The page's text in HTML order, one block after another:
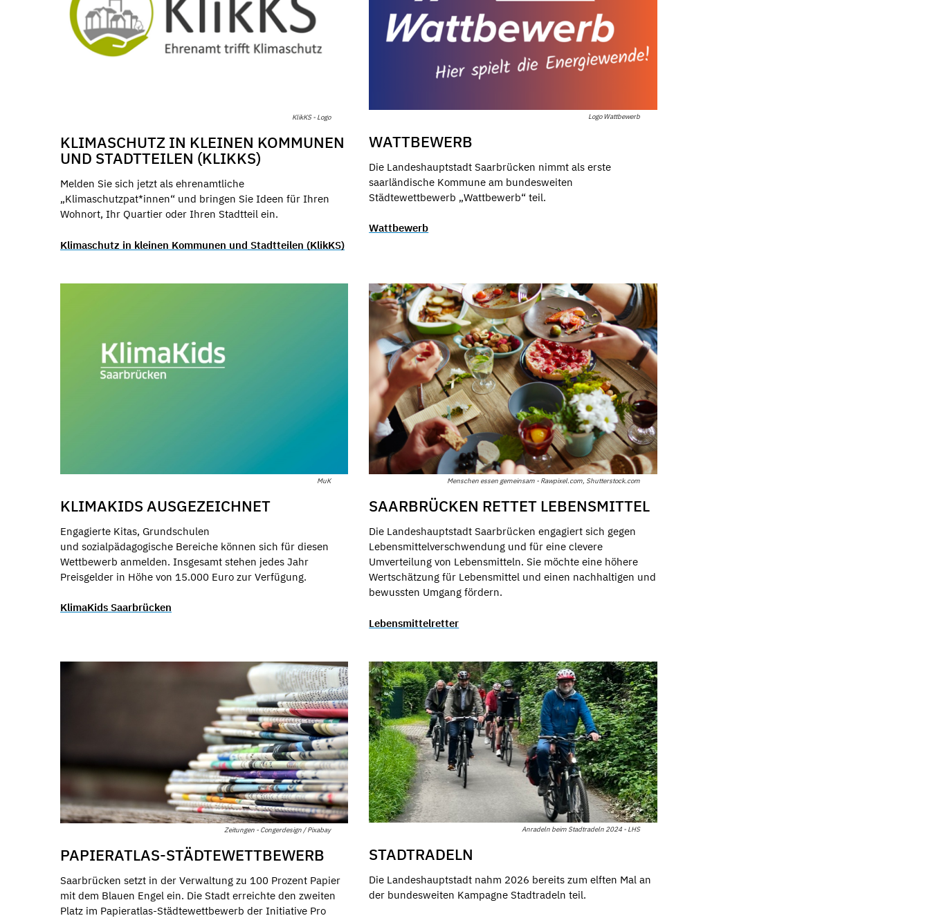
KlikKS - Logo
KLIMASCHUTZ IN KLEINEN KOMMUNEN
UND STADTTEILEN (KLIKKS)
Melden Sie sich jetzt als ehrenamtliche
„Klimaschutzpat*innen“ und bringen Sie Ideen für Ihren
Wohnort, Ihr Quartier oder Ihren Stadtteil ein.
Klimaschutz in kleinen Kommunen und Stadtteilen (KlikKS)
Logo Wattbewerb
WATTBEWERB
Die Landeshauptstadt Saarbrücken nimmt als erste
saarländische Kommune am bundesweiten
Städtewettbewerb „Wattbewerb“ teil.
Wattbewerb
MuK
KLIMAKIDS AUSGEZEICHNET
Engagierte Kitas, Grundschulen
und sozialpädagogische Bereiche können sich für diesen
Wettbewerb anmelden. Insgesamt stehen jedes Jahr
Preisgelder in Höhe von 15.000 Euro zur Verfügung.
KlimaKids Saarbrücken
Menschen essen gemeinsam - Rawpixel.com, Shutterstock.com
SAARBRÜCKEN RETTET LEBENSMITTEL
Die Landeshauptstadt Saarbrücken engagiert sich gegen
Lebensmittelverschwendung und für eine clevere
Umverteilung von Lebensmitteln. Sie möchte eine höhere
Wertschätzung für Lebensmittel und einen nachhaltigen und
bewussten Umgang fördern.
Lebensmittelretter
Zeitungen - Congerdesign / Pixabay
PAPIERATLAS-STÄDTEWETTBEWERB
Saarbrücken setzt in der Verwaltung zu 100 Prozent Papier
mit dem Blauen Engel ein. Die Stadt erreichte den zweiten
Platz im Papieratlas-Städtewettbewerb der Initiative Pro
Anradeln beim Stadtradeln 2024 - LHS
STADTRADELN
Die Landeshauptstadt nahm 2026 bereits zum elften Mal an
der bundesweiten Kampagne Stadtradeln teil.